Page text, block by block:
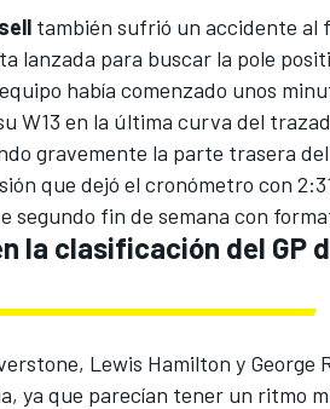
también sufrió un accidente al
lanzada para buscar la pole
había comenzado unos
W13 en la última curva del
gravemente la parte trasera
que dejó el cronómetro con
segundo fin de semana con
la clasificación del GP
, Lewis Hamilton y George
ya que parecían tener un ritmo